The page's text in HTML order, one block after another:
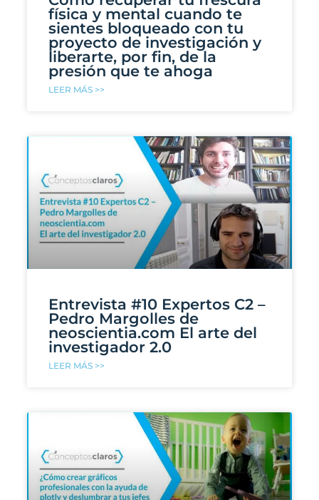
física y mental cuando te
sientes bloqueado con tu
proyecto de investigación y
liberarte, por fin, de la
presión que te ahoga
LEER MÁS >>
Entrevista #10 Expertos C2 –
Pedro Margolles de
neoscientia.com El arte del
investigador 2.0
LEER MÁS >>